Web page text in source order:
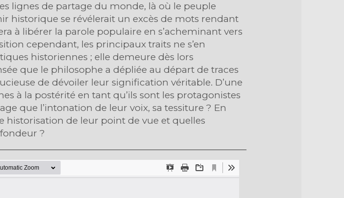
lignes de partage du monde, là où le peuple
historique se révélerait un excès de mots rendant
à libérer la parole populaire en s’acheminant vers
cependant, les principaux traits ne s’en
historiennes ; elle demeure dès lors
que le philosophe a dépliée au départ de traces
de dévoiler leur signification véritable. D’une
à la postérité en tant qu’ils sont les protagonistes
que l’intonation de leur voix, sa tessiture ? En
de leur point de vue et quelles
?